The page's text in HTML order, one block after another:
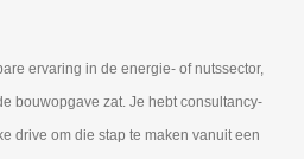
ervaring in de energie- of nutssector,
bouwopgave zat. Je hebt consultancy-
drive om die stap te maken vanuit een